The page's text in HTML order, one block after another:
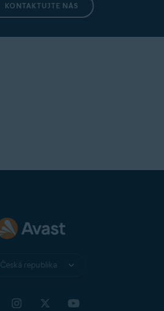
KONTAKTUJTE NÁS
Česká republika